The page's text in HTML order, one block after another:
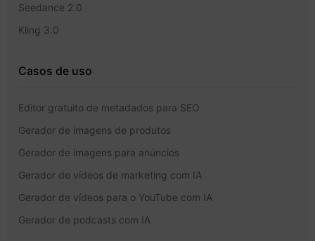
Seedance 2.0
Kling 3.0
Casos de uso
Editor gratuito de metadados para SEO
Gerador de imagens de produtos
Gerador de imagens para anúncios
Gerador de vídeos de marketing com IA
Gerador de vídeos para o YouTube com IA
Gerador de podcasts com IA